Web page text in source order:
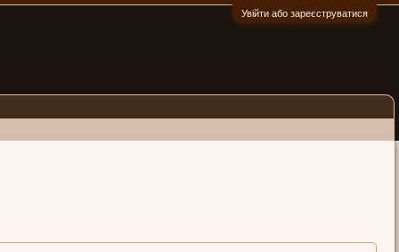
Увійти або зареєструватися